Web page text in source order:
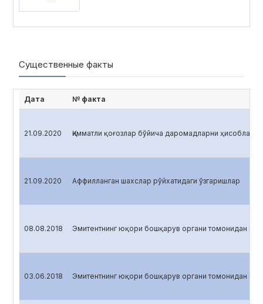
Существенные факты
Дата № факта
21.09.2020 Қимматли қоғозлар бўйича даромадларни ҳисоблаш
21.09.2020 Аффилланган шахслар рўйхатидаги ўзгаришлар
08.08.2018 Эмитентнинг юқори бошқарув органи томонидан
03.06.2018 Эмитентнинг юқори бошқарув органи томонидан